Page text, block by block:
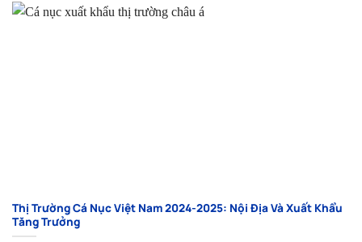
Thị Trường Cá Nục Việt Nam 2024-2025: Nội Địa Và Xuất Khẩu
Tăng Trưởng